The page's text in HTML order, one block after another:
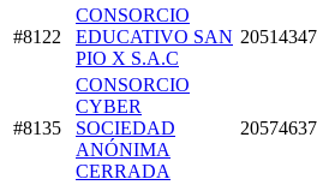
#8122
CONSORCIO
EDUCATIVO SAN
PIO X S.A.C
#8135
CONSORCIO
CYBER
SOCIEDAD
ANÓNIMA
CERRADA